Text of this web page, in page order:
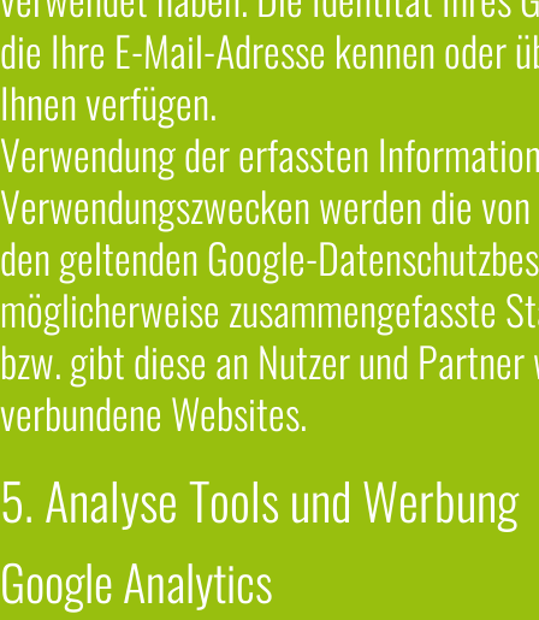
die Ihre E-Mail-Adresse kennen oder
Ihnen verfügen.
Verwendung der erfassten
Verwendungszwecken werden die
den geltenden Google-
möglicherweise zusammengefasste
bzw. gibt diese an Nutzer und
verbundene Websites.
5. Analyse Tools und Werbung
Google Analytics